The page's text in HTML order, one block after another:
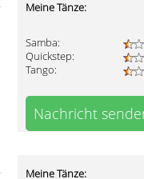
Meine Tänze:
Samba:
Quickstep:
Tango:
Nachricht
Meine Tänze: